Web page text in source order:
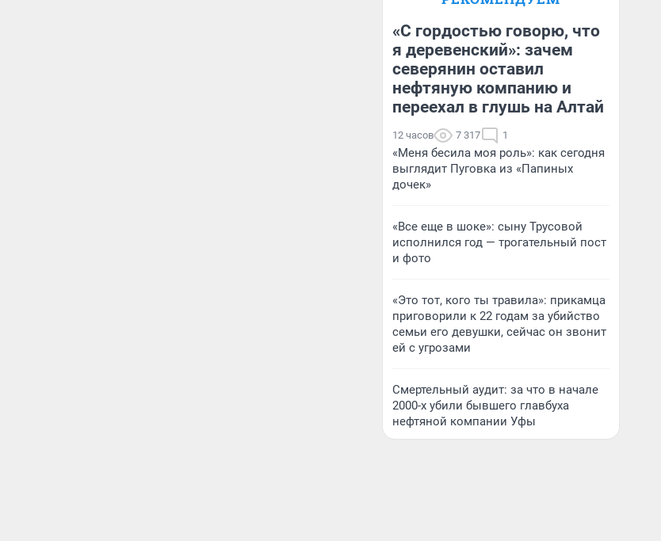
Надежда Губарь
«С гордостью говорю, что
я деревенский»: зачем
северянин оставил
нефтяную компанию и
переехал в глушь на Алтай
12 часов 7 317 1
«Меня бесила моя роль»: как сегодня
выглядит Пуговка из «Папиных
дочек»
«Все еще в шоке»: сыну Трусовой
исполнился год — трогательный пост
и фото
«Это тот, кого ты травила»: прикамца
приговорили к 22 годам за убийство
семьи его девушки, сейчас он звонит
ей с угрозами
Смертельный аудит: за что в начале
2000-х убили бывшего главбуха
нефтяной компании Уфы